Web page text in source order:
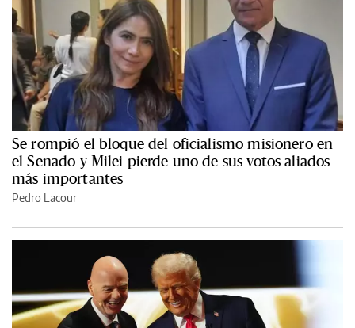
Se rompió el bloque del oficialismo misionero en
el Senado y Milei pierde uno de sus votos aliados
más importantes
Pedro Lacour